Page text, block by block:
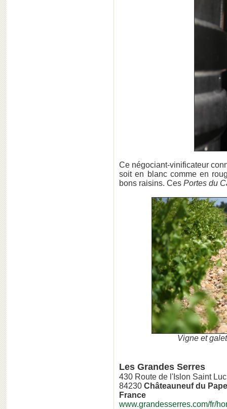
Ce négociant-vinificateur
soit en blanc comme en
bons raisins. Ces Portes du
Vigne et
Les Grandes Serres
430 Route de l'Islon Saint Luc
84230 Châteauneuf du Pape
France
www.grandesserres.com/fr/